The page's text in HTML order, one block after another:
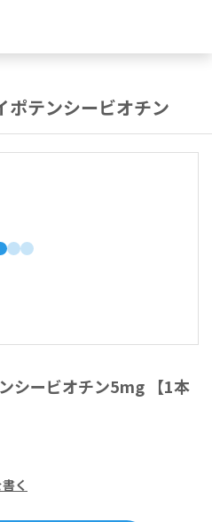
ポテンシービオチン
シービオチン5mg 【1本
く